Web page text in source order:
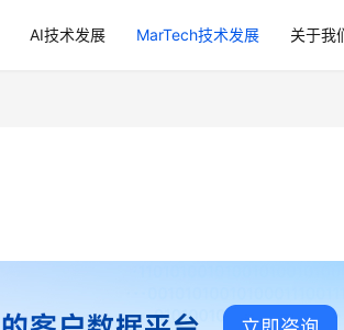
AI技术发展 MarTech技术发展 关于我